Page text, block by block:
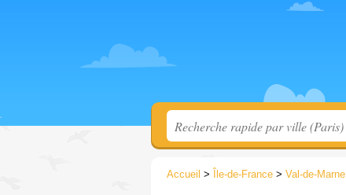
Accueil > Île-de-France > Val-de-Marne